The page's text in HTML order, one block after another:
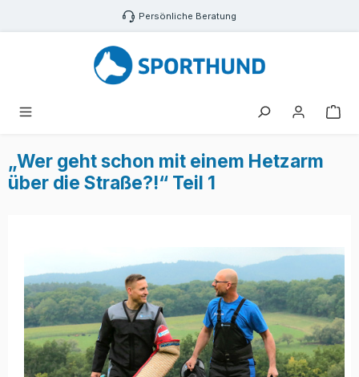
Zum Hauptinhalt springen Persönliche Beratung
„Wer geht schon mit einem Hetzarm
über die Straße?!“ Teil 1